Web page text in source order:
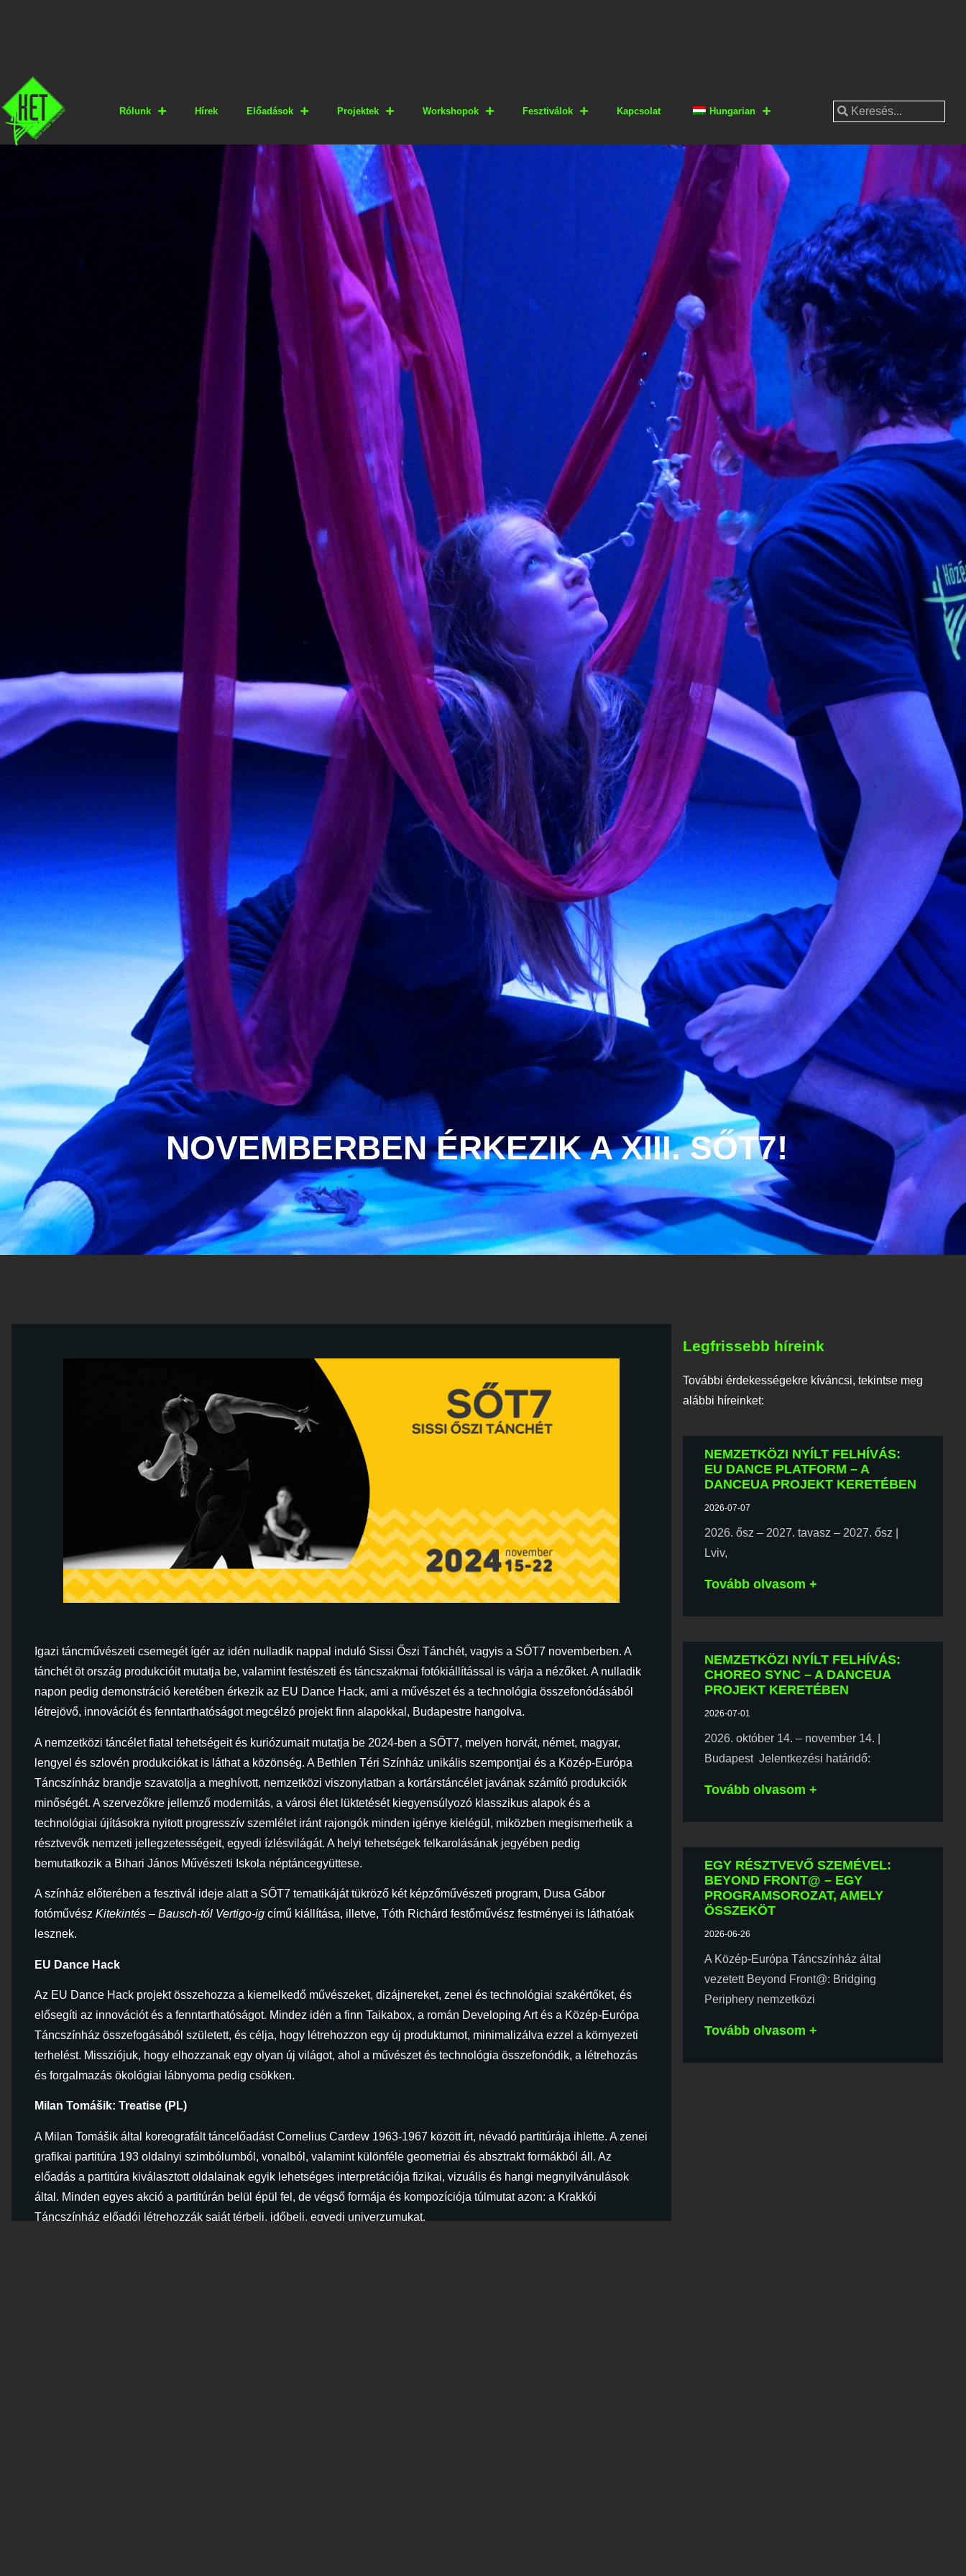
Rólunk Hírek Előadások Projektek Workshopok Fesztiválok Kapcsolat Hungarian
NOVEMBERBEN ÉRKEZIK A XIII. SŐT7!
Igazi táncművészeti csemegét ígér az idén nulladik nappal induló Sissi Őszi Tánchét, vagyis a SŐT7 novemberben. A
tánchét öt ország produkcióit mutatja be, valamint festészeti és táncszakmai fotókiállítással is várja a nézőket. A nulladik
napon pedig demonstráció keretében érkezik az EU Dance Hack, ami a művészet és a technológia összefonódásából
létrejövő, innovációt és fenntarthatóságot megcélzó projekt finn alapokkal, Budapestre hangolva.
A nemzetközi táncélet fiatal tehetségeit és kuriózumait mutatja be 2024-ben a SŐT7, melyen horvát, német, magyar,
lengyel és szlovén produkciókat is láthat a közönség. A Bethlen Téri Színház unikális szempontjai és a Közép-Európa
Táncszínház brandje szavatolja a meghívott, nemzetközi viszonylatban a kortárstáncélet javának számító produkciók
minőségét. A szervezőkre jellemző modernitás, a városi élet lüktetését kiegyensúlyozó klasszikus alapok és a
technológiai újításokra nyitott progresszív szemlélet iránt rajongók minden igénye kielégül, miközben megismerhetik a
résztvevők nemzeti jellegzetességeit, egyedi ízlésvilágát. A helyi tehetségek felkarolásának jegyében pedig
bemutatkozik a Bihari János Művészeti Iskola néptáncegyüttese.
A színház előterében a fesztivál ideje alatt a SŐT7 tematikáját tükröző két képzőművészeti program, Dusa Gábor
fotóművész Kitekintés – Bausch-tól Vertigo-ig című kiállítása, illetve, Tóth Richárd festőművész festményei is láthatóak
lesznek.
EU Dance Hack
Az EU Dance Hack projekt összehozza a kiemelkedő művészeket, dizájnereket, zenei és technológiai szakértőket, és
elősegíti az innovációt és a fenntarthatóságot. Mindez idén a finn Taikabox, a román Developing Art és a Közép-Európa
Táncszínház összefogásából született, és célja, hogy létrehozzon egy új produktumot, minimalizálva ezzel a környezeti
terhelést. Missziójuk, hogy elhozzanak egy olyan új világot, ahol a művészet és technológia összefonódik, a létrehozás
és forgalmazás ökológiai lábnyoma pedig csökken.
Milan Tomášik: Treatise (PL)
A Milan Tomášik által koreografált táncelőadást Cornelius Cardew 1963-1967 között írt, névadó partitúrája ihlette. A zenei
grafikai partitúra 193 oldalnyi szimbólumból, vonalból, valamint különféle geometriai és absztrakt formákból áll. Az
előadás a partitúra kiválasztott oldalainak egyik lehetséges interpretációja fizikai, vizuális és hangi megnyilvánulások
által. Minden egyes akció a partitúrán belül épül fel, de végső formája és kompozíciója túlmutat azon: a Krakkói
Táncszínház előadói létrehozzák saját térbeli, időbeli, egyedi univerzumukat.
Legfrissebb híreink
További érdekességekre kíváncsi, tekintse meg
alábbi híreinket:
NEMZETKÖZI NYÍLT FELHÍVÁS:
EU DANCE PLATFORM – A
DANCEUA PROJEKT KERETÉBEN
2026-07-07
2026. ősz – 2027. tavasz – 2027. ősz |
Lviv,
Tovább olvasom +
NEMZETKÖZI NYÍLT FELHÍVÁS:
CHOREO SYNC – A DANCEUA
PROJEKT KERETÉBEN
2026-07-01
2026. október 14. – november 14. |
Budapest Jelentkezési határidő:
Tovább olvasom +
EGY RÉSZTVEVŐ SZEMÉVEL:
BEYOND FRONT@ – EGY
PROGRAMSOROZAT, AMELY
ÖSSZEKÖT
2026-06-26
A Közép-Európa Táncszínház által
vezetett Beyond Front@: Bridging
Periphery nemzetközi
Tovább olvasom +